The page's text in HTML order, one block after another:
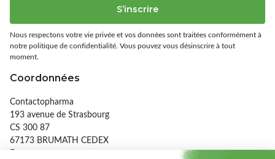
S’inscrire
Nous respectons votre vie privée et vos données sont traitées conformément à
notre politique de confidentialité. Vous pouvez vous désinscrire à tout
moment.
Coordonnées
Contactopharma
193 avenue de Strasbourg
CS 300 87
67173 BRUMATH CEDEX
France